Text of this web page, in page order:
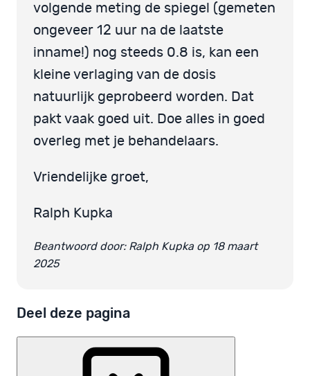
volgende meting de spiegel (gemeten
ongeveer 12 uur na de laatste
inname!) nog steeds 0.8 is, kan een
kleine verlaging van de dosis
natuurlijk geprobeerd worden. Dat
pakt vaak goed uit. Doe alles in goed
overleg met je behandelaars.
Vriendelijke groet,
Ralph Kupka
Beantwoord door: Ralph Kupka op 18 maart
2025
Deel deze pagina